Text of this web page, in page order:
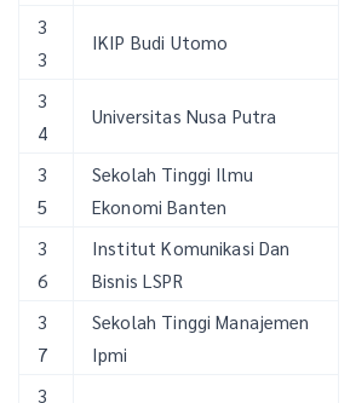
3
3
IKIP Budi Utomo
3
4
Universitas Nusa Putra
3
5
Sekolah Tinggi Ilmu
Ekonomi Banten
3
6
Institut Komunikasi Dan
Bisnis LSPR
3
7
Sekolah Tinggi Manajemen
Ipmi
3